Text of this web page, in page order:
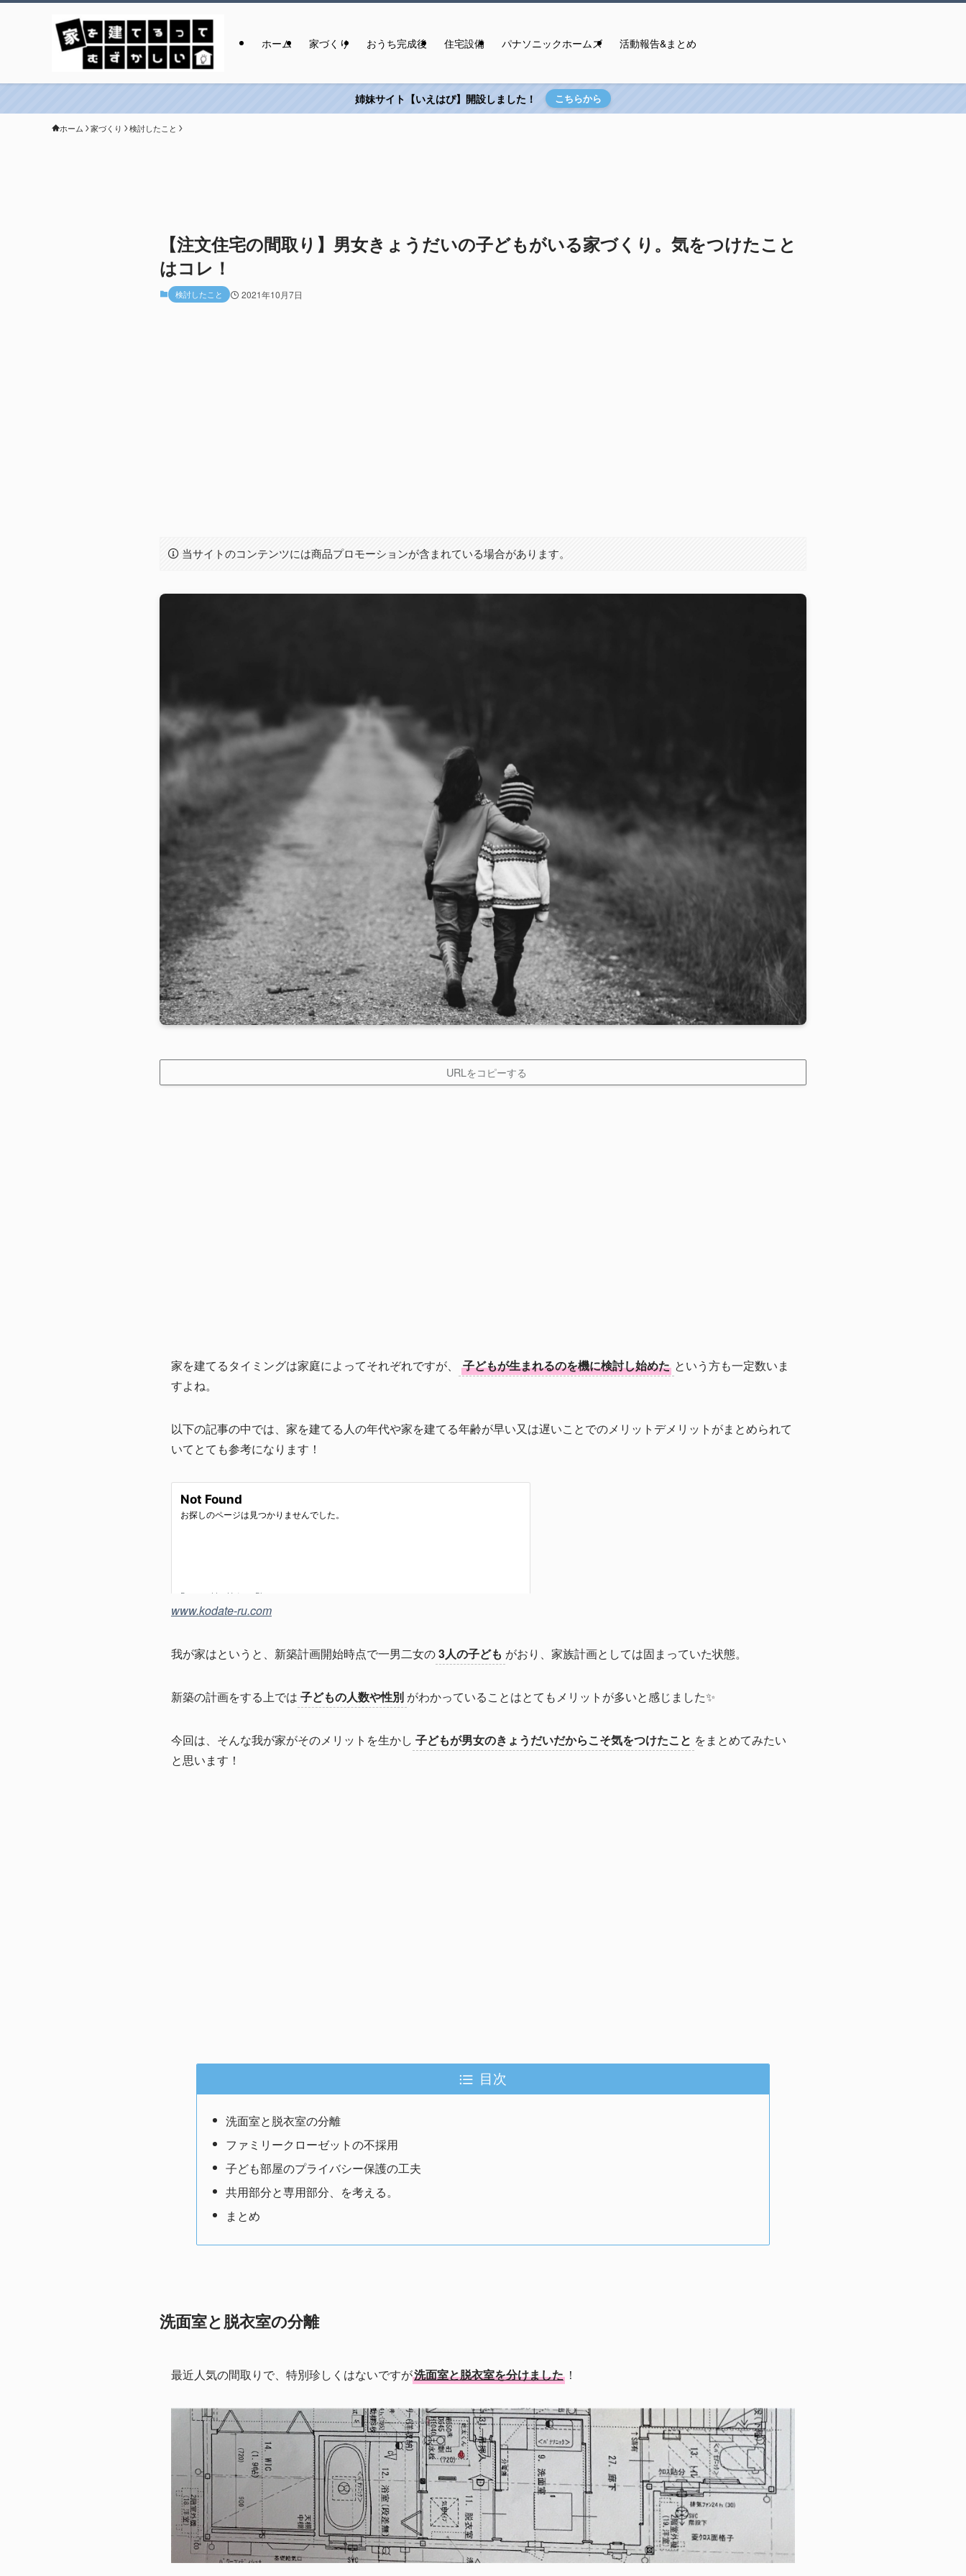
ホーム 家づくり おうち完成後 住宅設備 パナソニックホームズ 活動報告&まとめ
姉妹サイト【いえはぴ】開設しました！ こちらから
ホーム 家づくり 検討したこと
【注文住宅の間取り】男女きょうだいの子どもがいる家づくり。気をつけたこと
はコレ！
検討したこと 2021年10月7日
当サイトのコンテンツには商品プロモーションが含まれている場合があります。
URLをコピーする
家を建てるタイミングは家庭によってそれぞれですが、 子どもが生まれるのを機に検討し始めた という方も一定数いま
すよね。
以下の記事の中では、家を建てる人の年代や家を建てる年齢が早い又は遅いことでのメリットデメリットがまとめられて
いてとても参考になります！
www.kodate-ru.com
我が家はというと、新築計画開始時点で一男二女の3人の子ども がおり、家族計画としては固まっていた状態。
新築の計画をする上では 子どもの人数や性別 がわかっていることはとてもメリットが多いと感じました✨
今回は、そんな我が家がそのメリットを生かし 子どもが男女のきょうだいだからこそ気をつけたこと をまとめてみたい
と思います！
目次
洗面室と脱衣室の分離
ファミリークローゼットの不採用
子ども部屋のプライバシー保護の工夫
共用部分と専用部分、を考える。
まとめ
洗面室と脱衣室の分離
最近人気の間取りで、特別珍しくはないですが洗面室と脱衣室を分けました ！